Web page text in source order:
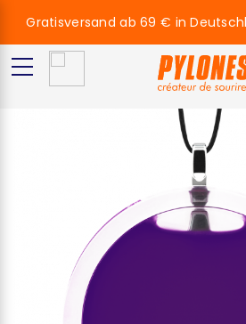
Gratisversand ab 69 € in